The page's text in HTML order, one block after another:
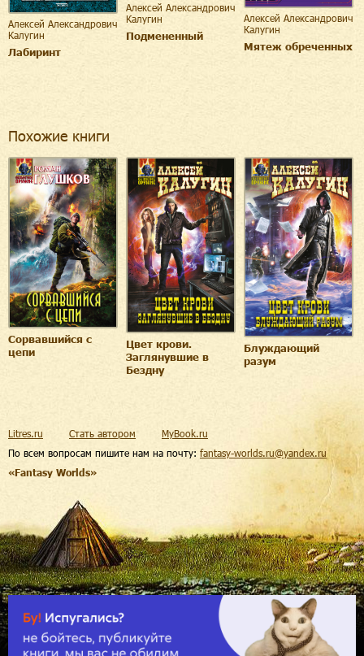
Алексей Александрович
Калугин
Лабиринт
Алексей Александрович
Калугин
Подмененный
Алексей Александрович
Калугин
Мятеж обреченных
Похожие книги
Сорвавшийся с
цепи
Цвет крови.
Заглянувшие в
Бездну
Блуждающий
разум
По всем вопросам пишите нам на почту: fantasy-worlds.ru@yandex.ru
«Fantasy Worlds»
Litres.ru Стать автором MyBook.ru